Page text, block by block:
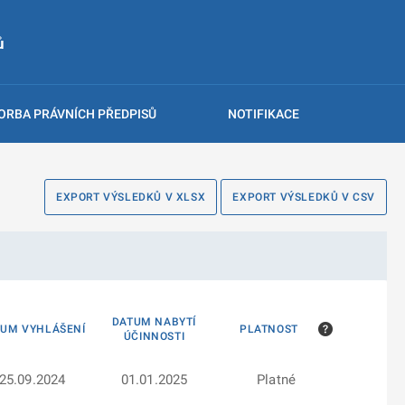
PRÁVNÍCH PŘEDPISŮ NOTIFIKACE
EXPORT VÝSLEDKŮ V XLSX EXPORT VÝSLEDKŮ V CSV
VYHLÁŠENÍ
DATUM NABYTÍ
ÚČINNOSTI
PLATNOST
01.01.2025 Platné